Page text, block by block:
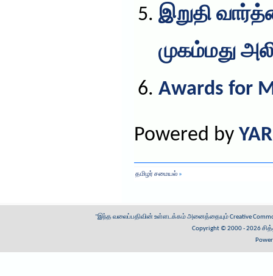
இறுதி
முகம்மது
Awards for
Powered by
»
"இந்த வலைப்பதிவின் உள்ளடக்கம் அனைத்தையும்Creative
Copyright © 2000 - 2026